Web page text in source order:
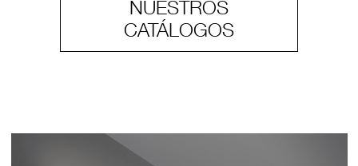
NUESTROS
CATÁLOGOS